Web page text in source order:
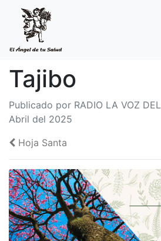
Tajibo
Publicado por RADIO LA VOZ
Abril del 2025
Hoja Santa